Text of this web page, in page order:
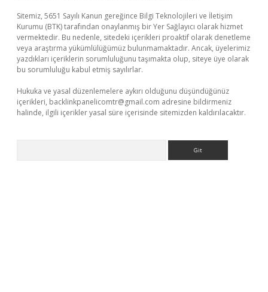
Sitemiz, 5651 Sayılı Kanun gereğince Bilgi Teknolojileri ve İletişim
Kurumu (BTK) tarafından onaylanmış bir Yer Sağlayıcı olarak hizmet
vermektedir. Bu nedenle, sitedeki içerikleri proaktif olarak denetleme
veya araştırma yükümlülüğümüz bulunmamaktadır. Ancak, üyelerimiz
yazdıkları içeriklerin sorumluluğunu taşımakta olup, siteye üye olarak
bu sorumluluğu kabul etmiş sayılırlar.
Hukuka ve yasal düzenlemelere aykırı olduğunu düşündüğünüz
içerikleri, backlinkpanelicomtr@gmail.com adresine bildirmeniz
halinde, ilgili içerikler yasal süre içerisinde sitemizden kaldırılacaktır.